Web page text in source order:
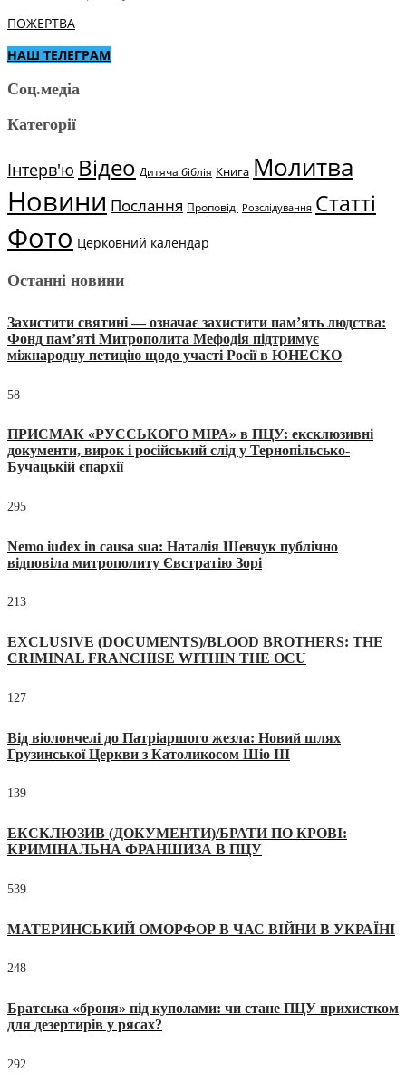
ПОЖЕРТВА
НАШ ТЕЛЕГРАМ
Соц.медіа
Категорії
Інтерв'ю Відео Дитяча біблія Книга Молитва
Новини Послання Проповіді Розслідування Статті
Фото Церковний календар
Останні новини
Захистити святині — означає захистити пам’ять людства:
Фонд пам’яті Митрополита Мефодія підтримує
міжнародну петицію щодо участі Росії в ЮНЕСКО
58
ПРИСМАК «РУССЬКОГО МІРА» в ПЦУ: ексклюзивні
документи, вирок і російський слід у Тернопільсько-
Бучацькій єпархії
295
Nemo iudex in causa sua: Наталія Шевчук публічно
відповіла митрополиту Євстратію Зорі
213
EXCLUSIVE (DOCUMENTS)/BLOOD BROTHERS: THE
CRIMINAL FRANCHISE WITHIN THE OCU
127
Від віолончелі до Патріаршого жезла: Новий шлях
Грузинської Церкви з Католикосом Шіо III
139
ЕКСКЛЮЗИВ (ДОКУМЕНТИ)/БРАТИ ПО КРОВІ:
КРИМІНАЛЬНА ФРАНШИЗА В ПЦУ
539
МАТЕРИНСЬКИЙ ОМОРФОР В ЧАС ВІЙНИ В УКРАЇНІ
248
Братська «броня» під куполами: чи стане ПЦУ прихистком
для дезертирів у рясах?
292